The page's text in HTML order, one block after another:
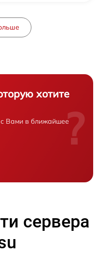
хотите
с Вами в ближайшее?
сервера